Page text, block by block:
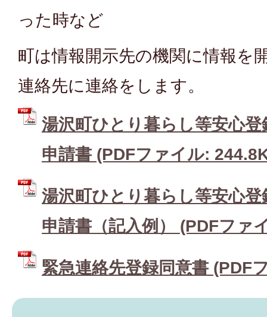
った時など
町は情報開示先の機関に情報を
連絡先に連絡をします。
湯沢町ひとり暮らし等安心
申請書 (PDFファイル:
湯沢町ひとり暮らし等安心
申請書（記入例） (PDFファ
緊急連絡先登録同意書 (PDF